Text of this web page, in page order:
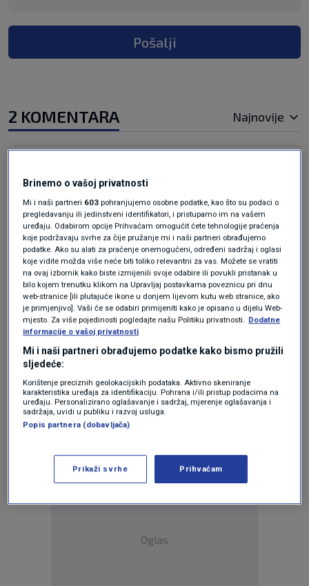
Pošalji
2 KOMENTARA Najnovije
Sve smo to već vidjeli u ratu na prostorima
bivše nam države kad je Evropa bila Hrvatskoj
maćeha a o Bosni i ne želim razmišljati. Svi oni
dobro žive na tim žrtvama
Odgovor
prije 6 mjeseci
MOŽDA SE BUDIMO
NAPOKON NEŠTO PAMETNO
Odgovor
Oglas
Brinemo o vašoj privatnosti
Mi i naši partneri 603 pohranjujemo osobne podatke, kao što su podaci o
pregledavanju ili jedinstveni identifikatori, i pristupamo im na vašem
uređaju. Odabirom opcije Prihvaćam omogućit ćete tehnologije praćenja
koje podržavaju svrhe za čije pružanje mi i naši partneri obrađujemo
podatke. Ako su alati za praćenje onemogućeni, određeni sadržaj i oglasi
koje vidite možda više neće biti toliko relevantni za vas. Možete se vratiti
na ovaj izbornik kako biste izmijenili svoje odabire ili povukli pristanak u
bilo kojem trenutku klikom na Upravljaj postavkama poveznicu pri dnu
web-stranice [ili plutajuće ikone u donjem lijevom kutu web stranice, ako
je primjenjivo]. Vaši će se odabiri primijeniti kako je opisano u dijelu Web-
mjesto. Za više pojedinosti pogledajte našu Politiku privatnosti. Dodatne
informacije o vašoj privatnosti
Mi i naši partneri obrađujemo podatke kako bismo pružili
sljedeće:
Korištenje preciznih geolokacijskih podataka. Aktivno skeniranje
karakteristika uređaja za identifikaciju. Pohrana i/ili pristup podacima na
uređaju. Personalizirano oglašavanje i sadržaj, mjerenje oglašavanja i
sadržaja, uvidi u publiku i razvoj usluga.
Popis partnera (dobavljača)
Prikaži svrhe Prihvaćam